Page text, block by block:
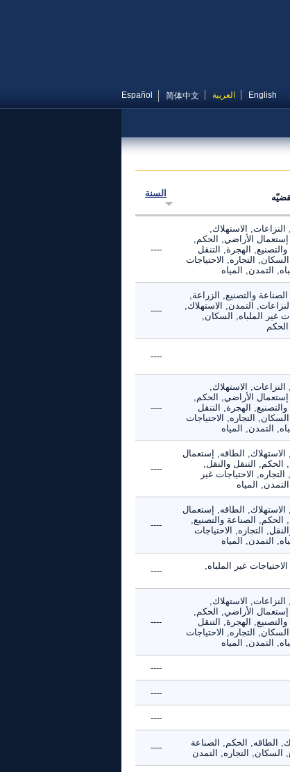
English العربية 简体中文
Español
السنة
النزاعات, الاستهلاك,
إستعمال الأراضي, الحكم,
والتصنيع, الهجرة, التنقل
التجاره, الاحتياجات
التمدن, المياه
----
الصناعة والتصنيع, الزراعة,
النزاعات, التمدن, الاستهلاك,
غير الملباه, السكان,
الحكم
----
----
النزاعات, الاستهلاك,
إستعمال الأراضي, الحكم,
والتصنيع, الهجرة, التنقل
التجاره, الاحتياجات
التمدن, المياه
----
الاستهلاك, الطاقه, إستعمال
الحكم, التنقل والنقل,
الاحتياجات غير
التمدن, المياه
----
الاستهلاك, الطاقه, إستعمال
الحكم, الصناعة والتصنيع,
التجاره, الاحتياجات
التمدن, المياه
----
الاحتياجات غير الملباه,
----
النزاعات, الاستهلاك,
إستعمال الأراضي, الحكم,
والتصنيع, الهجرة, التنقل
التجاره, الاحتياجات
التمدن, المياه
----
----
----
----
الطاقه, الحكم, الصناعة
السكان, التجاره, التمدن
----